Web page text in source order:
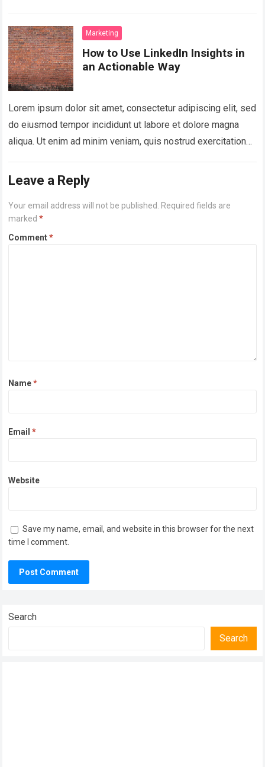
Marketing
How to Use LinkedIn Insights in
an Actionable Way
Lorem ipsum dolor sit amet, consectetur adipiscing elit, sed
do eiusmod tempor incididunt ut labore et dolore magna
aliqua. Ut enim ad minim veniam, quis nostrud exercitation
Leave a Reply
Your email address will not be published. Required fields are
marked*
Comment*
Name*
Email*
Website
Save my name, email, and website in this browser for the next
time I comment.
Search
Search